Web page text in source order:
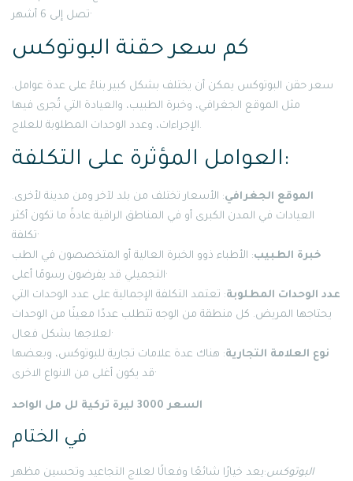
تصل إلى 6 أشهر·
كم سعر حقنة البوتوكس
سعر حقن البوتوكس يمكن أن يختلف بشكل كبير بناءً على عدة عوامل.
مثل الموقع الجغرافي، وخبرة الطبيب، والعيادة التي تُجرى فيها
الإجراءات، وعدد الوحدات المطلوبة للعلاج.
العوامل المؤثرة على التكلفة:
الموقع الجغرافي: الأسعار تختلف من بلد لآخر ومن مدينة لأخرى.
العيادات في المدن الكبرى أو في المناطق الراقية عادةً ما تكون أكثر
تكلفة·
خبرة الطبيب: الأطباء ذوو الخبرة العالية أو المتخصصون في الطب
التجميلي قد يفرضون رسومًا أعلى·
عدد الوحدات المطلوبة: تعتمد التكلفة الإجمالية على عدد الوحدات التي
يحتاجها المريض. كل منطقة من الوجه تتطلب عددًا معينًا من الوحدات
لعلاجها بشكل فعال·
نوع العلامة التجارية: هناك عدة علامات تجارية للبوتوكس، وبعضها
قد يكون أغلى من الانواع الاخرى·
السعر 3000 ليرة تركية لل مل الواحد
في الختام
البوتوكس:يعد خيارًا شائعًا وفعالًا لعلاج التجاعيد وتحسين مظهر